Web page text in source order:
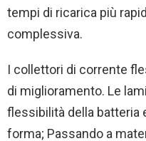
tempi di ricarica più
complessiva.
I collettori di corrente
di miglioramento. Le
flessibilità della batteria
forma; Passando a